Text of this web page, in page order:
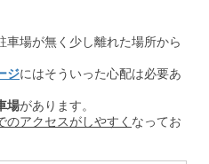
場が無く少し離れた場所から
ジにはそういった心配は必要あ
場があります。
アクセスがしやすく なってお